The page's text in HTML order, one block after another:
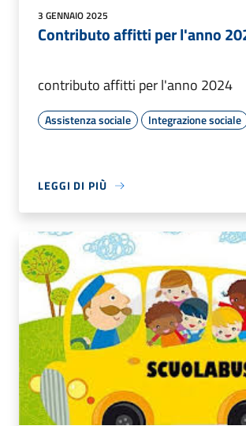
3 GENNAIO 2025
Contributo affitti per l'anno
contributo affitti per l'anno 2024
Assistenza sociale Integrazione sociale
LEGGI DI PIÙ